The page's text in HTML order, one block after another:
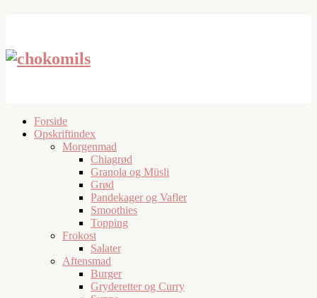
Forside
Opskriftindex
Morgenmad
Chiagrød
Granola og Müsli
Grød
Pandekager og Vafler
Smoothies
Topping
Frokost
Salater
Aftensmad
Burger
Gryderetter og Curry